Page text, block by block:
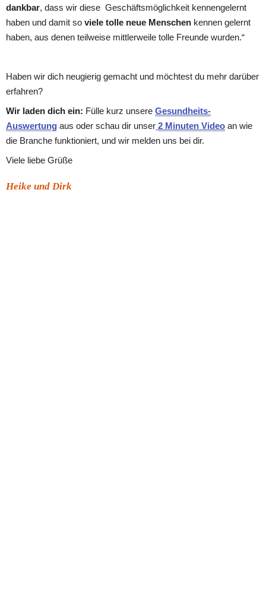
dankbar, dass wir diese  Geschäftsmöglichkeit kennengelernt
haben und damit so viele tolle neue Menschen kennen gelernt
haben, aus denen teilweise mittlerweile tolle Freunde wurden.“
Haben wir dich neugierig gemacht und möchtest du mehr darüber
erfahren?
Wir laden dich ein: Fülle kurz unsere Gesundheits-
Auswertung aus oder schau dir unser 2 Minuten Video an wie
die Branche funktioniert, und wir melden uns bei dir.
Viele liebe Grüße
Heike und Dirk